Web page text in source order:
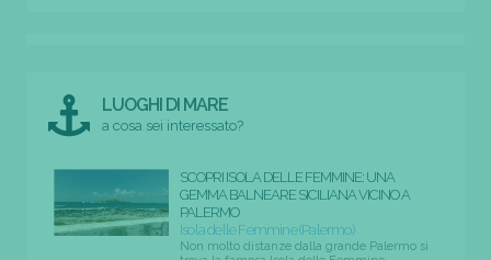
LUOGHI DI MARE
a cosa sei interessato?
SCOPRI ISOLA DELLE FEMMINE: UNA
GEMMA BALNEARE SICILIANA VICINO A
PALERMO
Isola delle Femmine (Palermo)
Non molto distanze dalla grande Palermo si